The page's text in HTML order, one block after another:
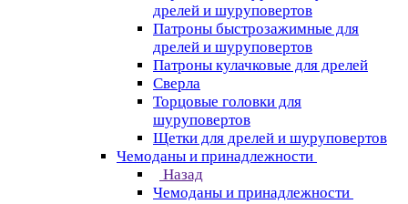
дрелей и шуруповертов
Патроны быстрозажимные для
дрелей и шуруповертов
Патроны кулачковые для дрелей
Сверла
Торцовые головки для
шуруповертов
Щетки для дрелей и шуруповертов
Чемоданы и принадлежности
Назад
Чемоданы и принадлежности